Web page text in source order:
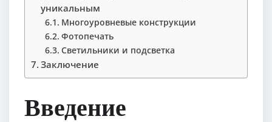
уникальным
Многоуровневые конструкции
Фотопечать
Светильники и подсветка
Заключение
Введение